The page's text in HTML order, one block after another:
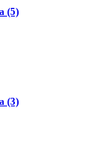
(5)
(3)